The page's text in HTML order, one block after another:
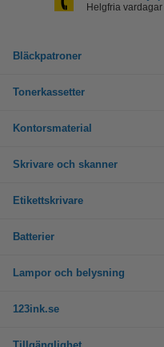
Helgfria
Bläckpatroner
Tonerkassetter
Kontorsmaterial
Skrivare och skanner
Etikettskrivare
Batterier
Lampor och belysning
123ink.se